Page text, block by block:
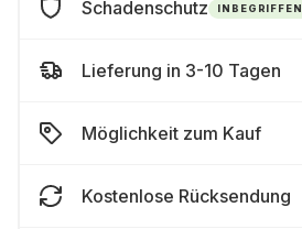
Schadenschutz INBEGRIFFEN
Lieferung in 3-10 Tagen
Möglichkeit zum Kauf
Kostenlose Rücksendung